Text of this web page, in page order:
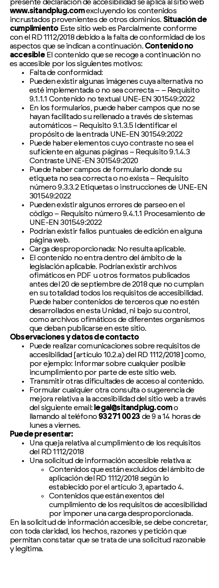
presente declaración de accesibilidad se aplica al sitio web
www.sitandplug.comexcluyendo los contenidos
incrustados provenientes de otros dominios. Situación de
cumplimiento Este sitio web es Parcialmente conforme
con el RD 1112/2018 debido a la falta de conformidad de los
aspectos que se indican a continuación. Contenido no
accesibleEl contenido que se recoge a continuación no
es accesible por los siguientes motivos:
Falta de conformidad:
Pueden existir algunas imágenes cuya alternativa no
esté implementada o no sea correcta – – Requisito
9.1.1.1 Contenido no textual UNE-EN 301549:2022
En los formularios, puede haber campos que no se
hayan facilitado su rellenado a través de sistemas
automáticos – Requisito 9.1.3.5 Identificar el
propósito de la entrada UNE-EN 301549:2022
Puede haber elementos cuyo contraste no sea el
suficiente en algunas páginas – Requisito 9.1.4.3
Contraste UNE-EN 301549:2020
Puede haber campos de formulario donde su
etiqueta no sea correcta o no exista – Requisito
número 9.3.3.2 Etiquetas o instrucciones de UNE-EN
301549:2022
Pueden existir algunos errores de parseo en el
código – Requisito número 9.4.1.1 Procesamiento de
UNE-EN 301549:2022
Podrían existir fallos puntuales de edición en alguna
página web.
Carga desproporcionada: No resulta aplicable.
El contenido no entra dentro del ámbito de la
legislación aplicable. Podrían existir archivos
ofimáticos en PDF u otros formatos publicados
antes del 20 de septiembre de 2018 que no cumplan
en su totalidad todos los requisitos de accesibilidad.
Puede haber contenidos de terceros que no estén
desarrollados en esta Unidad, ni bajo su control,
como archivos ofimáticos de diferentes organismos
que deban publicarse en este sitio.
Observaciones y datos de contacto
Puede realizar comunicaciones sobre requisitos de
accesibilidad [artículo 10.2.a) del RD 1112/2018] como,
por ejemplo: Informar sobre cualquier posible
incumplimiento por parte de este sitio web.
Transmitir otras dificultades de acceso al contenido.
Formular cualquier otra consulta o sugerencia de
mejora relativa a la accesibilidad del sitio web a través
del siguiente email: legal@sitandplug.como
llamando al teléfono 932 71 00 23 de 9 a 14 horas de
lunes a viernes.
Puede presentar:
Una queja relativa al cumplimiento de los requisitos
del RD 1112/2018
Una solicitud de información accesible relativa a:
Contenidos que están excluidos del ámbito de
aplicación del RD 1112/2018 según lo
establecido por el artículo 3, apartado 4.
Contenidos que están exentos del
cumplimiento de los requisitos de accesibilidad
por imponer una carga desproporcionada.
En la solicitud de información accesible, se debe concretar,
con toda claridad, los hechos, razones y petición que
permitan constatar que se trata de una solicitud razonable
y legítima.